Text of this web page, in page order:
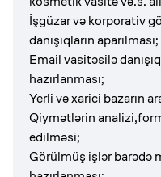
İşgüzar və korporativ
danışıqların aparılması;
Email vasitəsilə
hazırlanması;
Yerli və xarici bazarın
Qiymətlərin
edilməsi;
Görülmüş işlər barədə